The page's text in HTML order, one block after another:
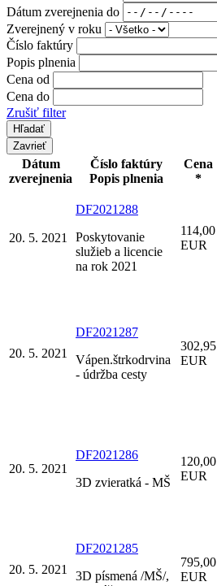
Dátum zverejnenia do
Zverejnený v roku
Číslo faktúry
Popis plnenia
Cena od
Cena do
Zrušiť filter
Zavrieť
Dátum
zverejnenia
Číslo faktúry
Popis plnenia
Cena
*
20. 5. 2021
DF2021288
Poskytovanie
služieb a licencie
na rok 2021
114,00
EUR
20. 5. 2021
DF2021287
Vápen.štrkodrvina
- údržba cesty
302,95
EUR
20. 5. 2021
DF2021286
3D zvieratká - MŠ
120,00
EUR
20. 5. 2021
DF2021285
3D písmená /MŠ/,
795,00
EUR